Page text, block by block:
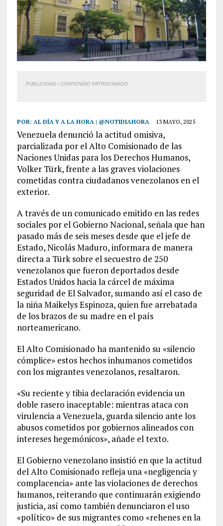
PUBLICIDAD / CONTENIDO PATROCINADO
POR: AL DÍA Y A LA HORA | @NOTIDIAHORA 13 MAYO, 2025
Venezuela denunció la actitud omisiva,
parcializada por el Alto Comisionado de las
Naciones Unidas para los Derechos Humanos,
Volker Türk, frente a las graves violaciones
cometidas contra ciudadanos venezolanos en el
exterior.
A través de un comunicado emitido en las redes
sociales por el Gobierno Nacional, señala que han
pasado más de seis meses desde que el jefe de
Estado, Nicolás Maduro, informara de manera
directa a Türk sobre el secuestro de 250
venezolanos que fueron deportados desde
Estados Unidos hacia la cárcel de máxima
seguridad de El Salvador, sumando así el caso de
la niña Maikelys Espinoza, quien fue arrebatada
de los brazos de su madre en el país
norteamericano.
El Alto Comisionado ha mantenido su «silencio
cómplice» estos hechos inhumanos cometidos
con los migrantes venezolanos, resaltaron.
«Su reciente y tibia declaración evidencia un
doble rasero inaceptable: mientras ataca con
virulencia a Venezuela, guarda silencio ante los
abusos cometidos por gobiernos alineados con
intereses hegemónicos», añade el texto.
El Gobierno venezolano insistió en que la actitud
del Alto Comisionado refleja una «negligencia y
complacencia» ante las violaciones de derechos
humanos, reiterando que continuarán exigiendo
justicia, así como también denunciaron el uso
«político» de sus migrantes como «rehenes en la